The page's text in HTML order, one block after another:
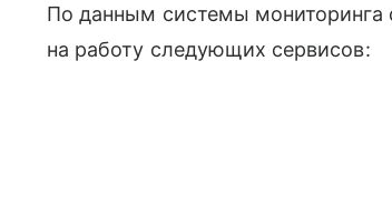
По данным системы
на работу следующих сервисов: